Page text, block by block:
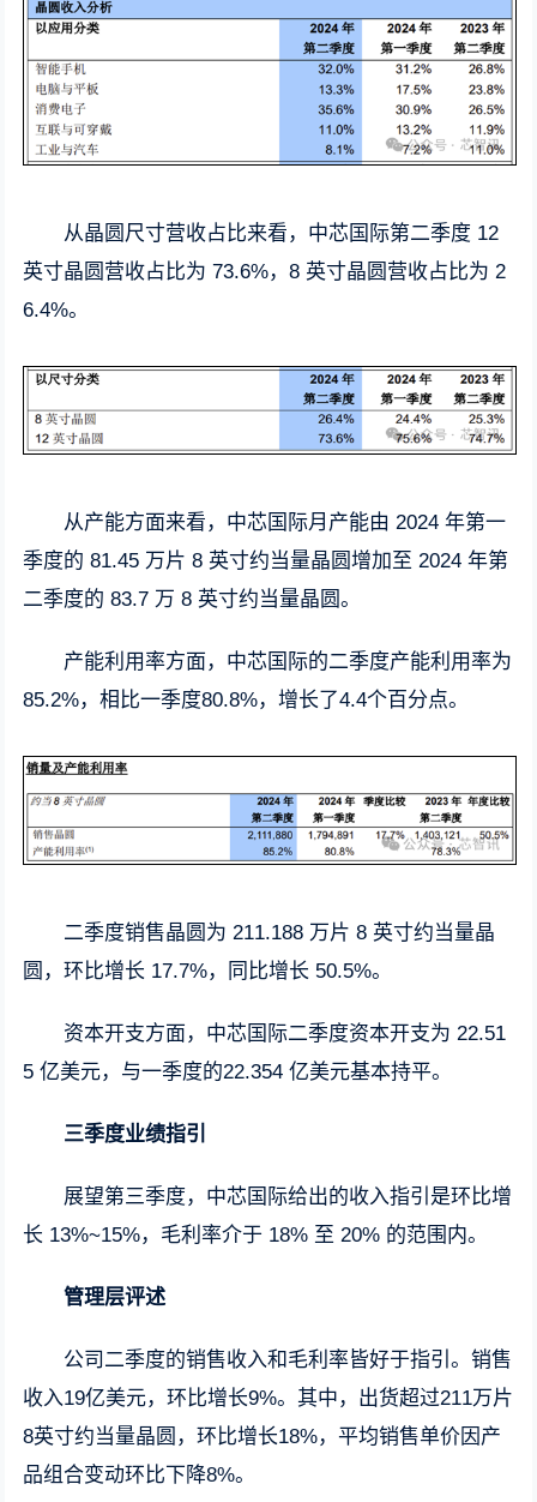
从晶圆尺寸营收占比来看，中芯国际第二季度 12
英寸晶圆营收占比为 73.6%，8 英寸晶圆营收占比为 2
6.4%。
从产能方面来看，中芯国际月产能由 2024 年第一
季度的 81.45 万片 8 英寸约当量晶圆增加至 2024 年第
二季度的 83.7 万 8 英寸约当量晶圆。
产能利用率方面，中芯国际的二季度产能利用率为
85.2%，相比一季度80.8%，增长了4.4个百分点。
二季度销售晶圆为 211.188 万片 8 英寸约当量晶
圆，环比增长 17.7%，同比增长 50.5%。
资本开支方面，中芯国际二季度资本开支为 22.51
5 亿美元，与一季度的22.354 亿美元基本持平。
三季度业绩指引
展望第三季度，中芯国际给出的收入指引是环比增
长 13%~15%，毛利率介于 18% 至 20% 的范围内。
管理层评述
公司二季度的销售收入和毛利率皆好于指引。销售
收入19亿美元，环比增长9%。其中，出货超过211万片
8英寸约当量晶圆，环比增长18%，平均销售单价因产
品组合变动环比下降8%。